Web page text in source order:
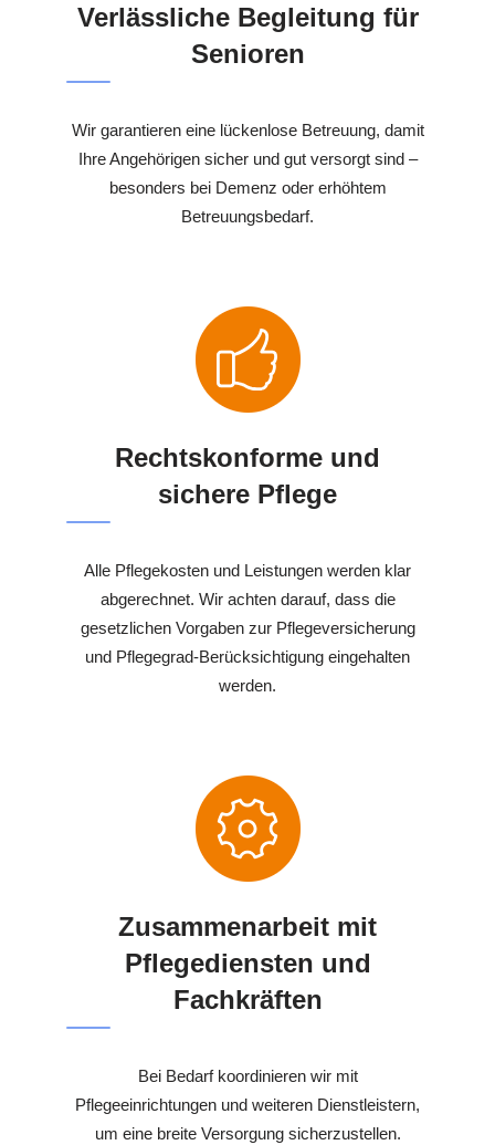
Verlässliche Begleitung für
Senioren
Wir garantieren eine lückenlose Betreuung, damit
Ihre Angehörigen sicher und gut versorgt sind –
besonders bei Demenz oder erhöhtem
Betreuungsbedarf.
Rechtskonforme und
sichere Pflege
Alle Pflegekosten und Leistungen werden klar
abgerechnet. Wir achten darauf, dass die
gesetzlichen Vorgaben zur Pflegeversicherung
und Pflegegrad-Berücksichtigung eingehalten
werden.
Zusammenarbeit mit
Pflegediensten und
Fachkräften
Bei Bedarf koordinieren wir mit
Pflegeeinrichtungen und weiteren Dienstleistern,
um eine breite Versorgung sicherzustellen.